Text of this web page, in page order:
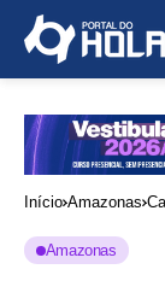
Início Amazonas
Amazonas